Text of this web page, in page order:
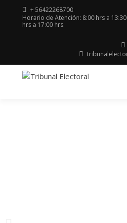
+ 56422268700
Horario de Atención: 8:00 hrs a
hrs a 17:00 hrs.